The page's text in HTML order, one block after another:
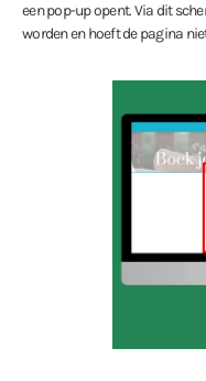
een pop-up opent. Via dit
worden en hoeft de pagina